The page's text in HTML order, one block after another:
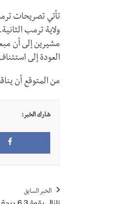
تأتي تصريحات
ولاية ترمب
مشيرين إلى أن
العودة إلى
من المتوقع أن
شارك الخبر:
الخبر السابق